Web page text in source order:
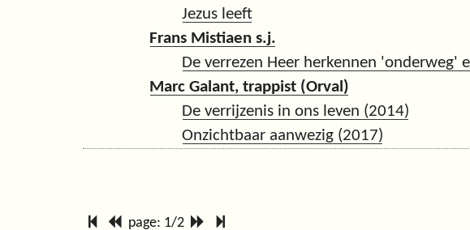
Jezus leeft
Frans Mistiaen s.j.
De verrezen Heer herkennen 'onderweg'
Marc Galant, trappist (Orval)
De verrijzenis in ons leven (2014)
Onzichtbaar aanwezig (2017)
page: 1/2